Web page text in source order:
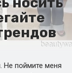
поймите меня